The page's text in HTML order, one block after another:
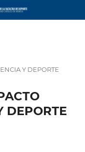
Y DEPORTE
DEPORTE